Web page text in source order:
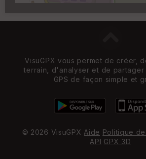
VisuGPX vous permet de créer,
terrain, d'analyser et de partager
GPS de façon simple et
© 2026 VisuGPX Aide Politique
API GPX 3D